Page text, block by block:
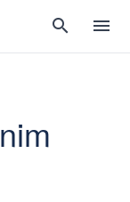
search menu